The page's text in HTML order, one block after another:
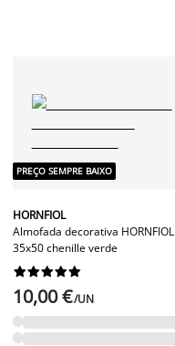
PREÇO SEMPRE BAIXO
HORNFIOL
Almofada decorativa HORNFIOL
35x50 chenille verde






10,00 €/UN